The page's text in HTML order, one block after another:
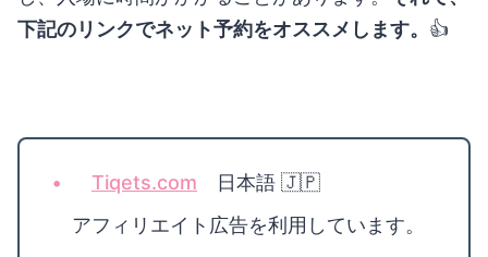
下記のリンクでネット予約をオススメします。 👍
Tiqets.com 日本語 🇯🇵
アフィリエイト広告を利用しています。